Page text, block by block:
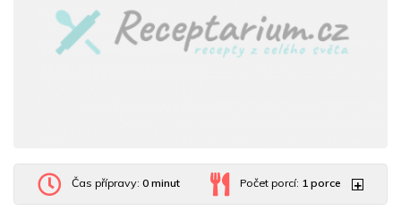
Čas přípravy: 0 minut Počet porcí: 1 porce